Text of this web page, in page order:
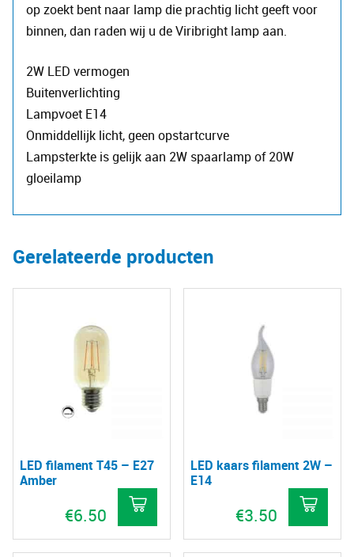
op zoekt bent naar lamp die prachtig licht geeft voor
binnen, dan raden wij u de Viribright lamp aan.
2W LED vermogen
Buitenverlichting
Lampvoet E14
Onmiddellijk licht, geen opstartcurve
Lampsterkte is gelijk aan 2W spaarlamp of 20W
gloeilamp
Gerelateerde producten
LED filament T45 – E27
Amber
€6.50
LED kaars filament 2W –
E14
€3.50